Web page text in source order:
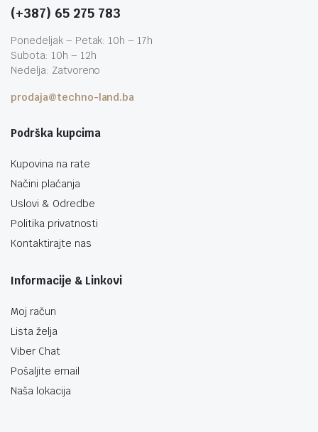
(+387) 65 275 783
Ponedeljak – Petak: 10h – 17h
Subota: 10h – 12h
Nedelja: Zatvoreno
prodaja@techno-land.ba
Podrška kupcima
Kupovina na rate
Načini plaćanja
Uslovi & Odredbe
Politika privatnosti
Kontaktirajte nas
Informacije & Linkovi
Moj račun
Lista želja
Viber Chat
Pošaljite email
Naša lokacija